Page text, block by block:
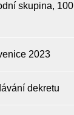
skupina, 100
2023
dekretu